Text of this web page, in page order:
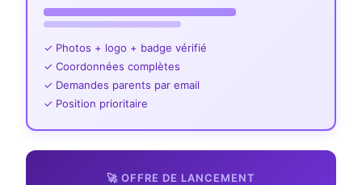
✓ Photos + logo + badge vérifié
✓ Coordonnées complètes
✓ Demandes parents par email
✓ Position prioritaire
🚀 OFFRE DE LANCEMENT